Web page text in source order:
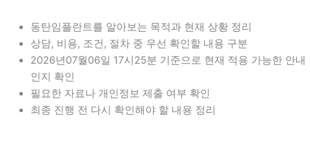
동탄임플란트를 알아보는 목적과 현재 상황 정리
상담, 비용, 조건, 절차 중 우선 확인할 내용 구분
2026년07월06일 17시25분 기준으로 현재 적용 가능한 안내
인지 확인
필요한 자료나 개인정보 제출 여부 확인
최종 진행 전 다시 확인해야 할 내용 정리